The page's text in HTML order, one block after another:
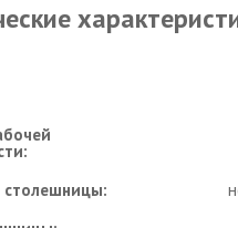
столешницы: